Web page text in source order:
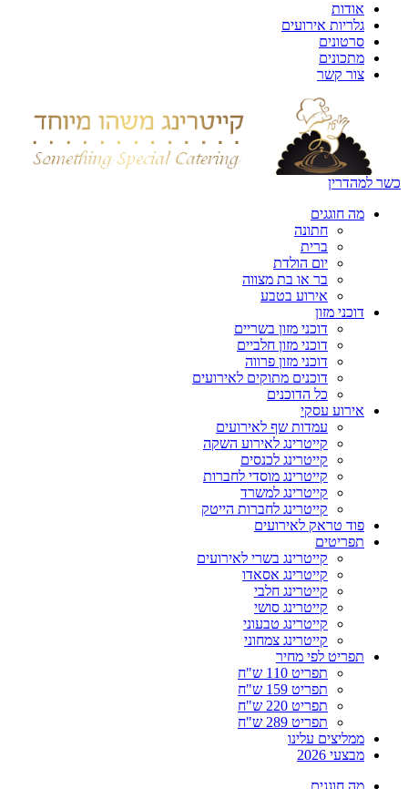
אודות
גלריות אירועים
סרטונים
מתכונים
צור קשר
כשר למהדרין
מה חוגגים
חתונה
ברית
יום הולדת
בר או בת מצווה
אירוע בטבע
דוכני מזון
דוכני מזון בשריים
דוכני מזון חלביים
דוכני מזון פרווה
דוכנים מתוקים לאירועים
כל הדוכנים
אירוע עסקי
עמדות שף לאירועים
קייטרינג לאירוע השקה
קייטרינג לכנסים
קייטרינג מוסדי לחברות
קייטרינג למשרד
קייטרינג לחברות הייטק
פוד טראק לאירועים
תפריטים
קייטרינג בשרי לאירועים
קייטרינג אסאדו
קייטרינג חלבי
קייטרינג סושי
קייטרינג טבעוני
קייטרינג צמחוני
תפריט לפי מחיר
תפריט 110 ש"ח
תפריט 159 ש"ח
תפריט 220 ש"ח
תפריט 289 ש"ח
ממליצים עלינו
מבצעי 2026
מה חוגגים